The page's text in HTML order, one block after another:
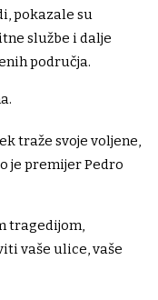
pokazale su
službe i dalje
područja.
traže svoje voljene,
je premijer Pedro
tragedijom,
vaše ulice, vaše